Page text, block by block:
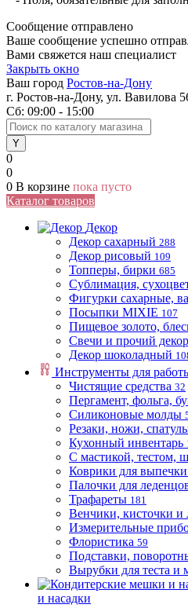
Сообщение отправлено
Ваше сообщение успешно
Вами свяжется наш специалист
Закрыть окно
Ваш город Ростов-на-Дону
г. Ростов-на-Дону, ул. Вавилова
Сб: 09:00 - 15:00
0
0
0 В корзине пока пусто
Каталог товаров
Декор
Декор сахарный 288
Декор рисовый 109
Топперы, бирки 685
Сублимация,
Фигурки сахарные,
Посыпки MIXIE 107
Пищевое золото,
Свечи и прочий декор
Декор шоколадный
Инструменты для
Чистящие средства 32
Пергамент, фольга,
Силиконовые молды
Резаки, ножи,
Кухонный инвентарь
С мастикой, тестом,
Коврики для
Палочки для
Трафареты 181
Венчики, кисточки и
Измерительные
Флористика 59
Подставки,
Вырубки для теста и
и насадки